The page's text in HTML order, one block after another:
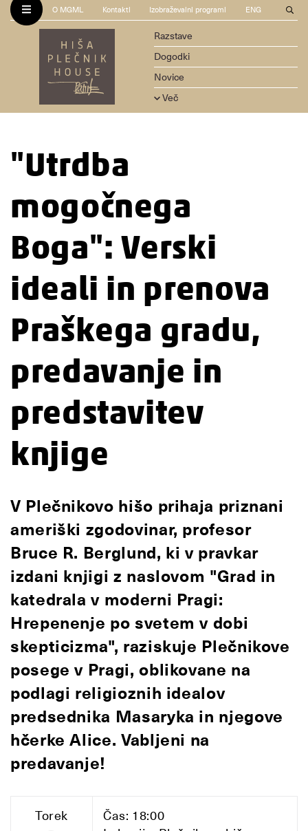
O MGML Kontakti Izobraževalni programi ENG
Razstave
Dogodki
Novice
Več
"Utrdba
mogočnega
Boga": Verski
ideali in prenova
Praškega gradu,
predavanje in
predstavitev
knjige
V Plečnikovo hišo prihaja priznani
ameriški zgodovinar, profesor
Bruce R. Berglund, ki v pravkar
izdani knjigi z naslovom "Grad in
katedrala v moderni Pragi:
Hrepenenje po svetem v dobi
skepticizma", raziskuje Plečnikove
posege v Pragi, oblikovane na
podlagi religioznih idealov
predsednika Masaryka in njegove
hčerke Alice. Vabljeni na
predavanje!
Torek
Čas: 18:00